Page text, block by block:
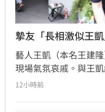
摯友「長相激似王
藝人王凱（本名王建
現場氣氛哀戚。與王
瓈寬特助Jeff現身協助
12小時前